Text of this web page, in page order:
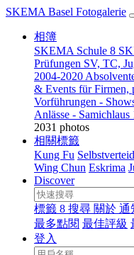
SKEMA Basel Fotogalerie
相簿
SKEMA Schule 8
Prüfungen SV, TC,
2004-2020
& Events für Firmen,
Vorführungen -
Anlässe - Samichlaus
2031 photos
相關標籤
Kung Fu
Wing Chun Eskrima
Discover
標籤 8 搜尋 關於 通
最多點閱 最佳評級
登入